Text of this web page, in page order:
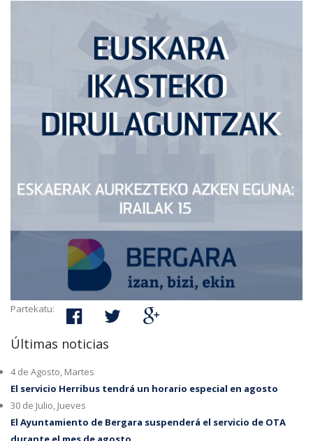
Partekatu:
Últimas noticias
4 de Agosto, Martes
El servicio Herribus tendrá un horario especial en agosto
30 de Julio, Jueves
El Ayuntamiento de Bergara suspenderá el servicio de OTA